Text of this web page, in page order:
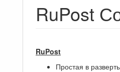
RuPost
RuPost
Простая в